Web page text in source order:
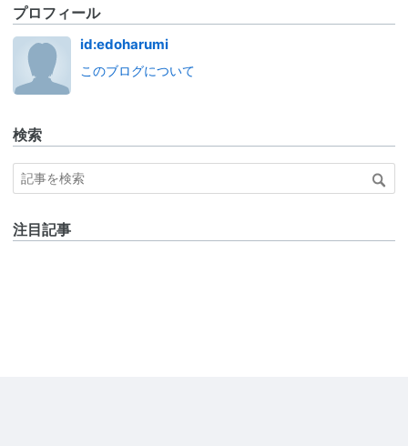
プロフィール
id:edoharumi
このブログについて
検索
注目記事